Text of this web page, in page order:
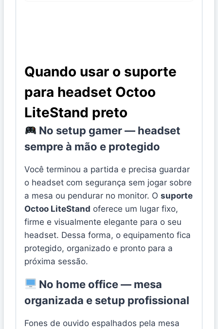
Quando usar o suporte
para headset Octoo
LiteStand preto
No setup gamer — headset
sempre à mão e protegido
Você terminou a partida e precisa guardar
o headset com segurança sem jogar sobre
a mesa ou pendurar no monitor. O suporte
Octoo LiteStand oferece um lugar fixo,
firme e visualmente elegante para o seu
headset. Dessa forma, o equipamento fica
protegido, organizado e pronto para a
próxima sessão.
No home office — mesa
organizada e setup profissional
Fones de ouvido espalhados pela mesa